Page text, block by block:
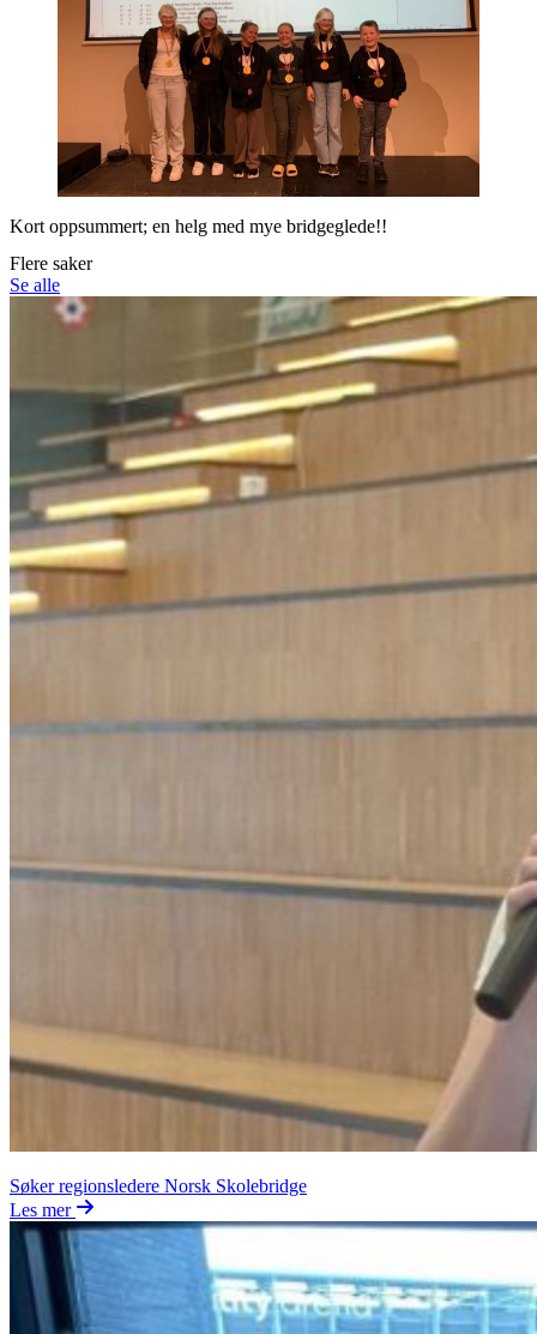
Kort oppsummert; en helg med mye bridgeglede!!
Flere saker
Se alle
Søker regionsledere Norsk Skolebridge
Les mer